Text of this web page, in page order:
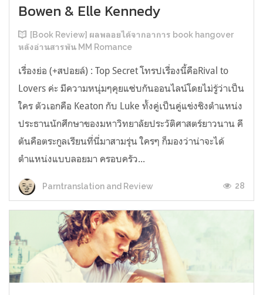
Bowen & Elle Kennedy
[Book Review] ผลพลอยได้จากอาการ book hangover
หลังอ่านสารพัน MM Romance
เรื่องย่อ (+สปอยล์) : Top Secret โทรปเรื่องนี้คือRival to
Lovers ค่ะ มีความหนุ่มๆคุยแซ่บกันออนไลน์โดยไม่รู้ว่าเป็น
ใคร ตัวเอกคือ Keaton กับ Luke ทั้งคู่เป็นคู่แข่งชิงตำแหน่ง
ประธานนักศึกษาของมหาวิทยาลัยประวัติศาสตร์ยาวนาน คี
ตันคือตระกูลเรียนที่นี่มาสามรุ่น ใครๆ ก็มองว่าน่าจะได้
ตำแหน่งแบบลอยมา ครอบครัว...
Parntranslation and Review 28